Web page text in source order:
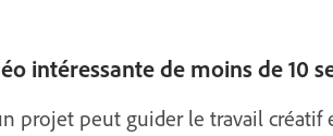
intéressante de moins de 10
projet peut guider le travail